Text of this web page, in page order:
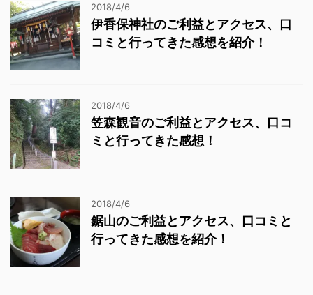
2018/4/6
伊香保神社のご利益とアクセス、口
コミと行ってきた感想を紹介！
2018/4/6
笠森観音のご利益とアクセス、口コ
ミと行ってきた感想！
2018/4/6
鋸山のご利益とアクセス、口コミと
行ってきた感想を紹介！